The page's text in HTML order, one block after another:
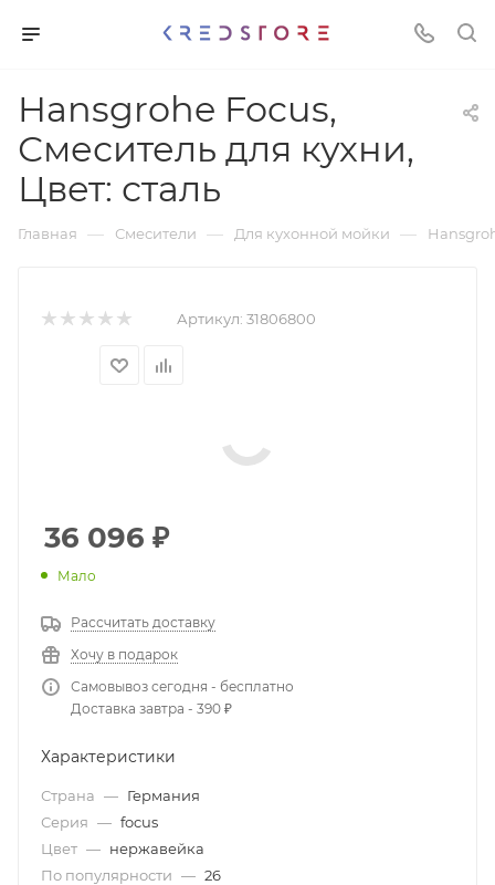
Hansgrohe Focus,
Смеситель для кухни,
Цвет: сталь
Главная — Смесители — Для кухонной мойки —
Артикул: 31806800
36 096 ₽
Мало
Рассчитать доставку
Хочу в подарок
Самовывоз сегодня - бесплатно
Доставка завтра - 390 ₽
Характеристики
Страна — Германия
Серия — focus
Цвет — нержавейка
По популярности — 26